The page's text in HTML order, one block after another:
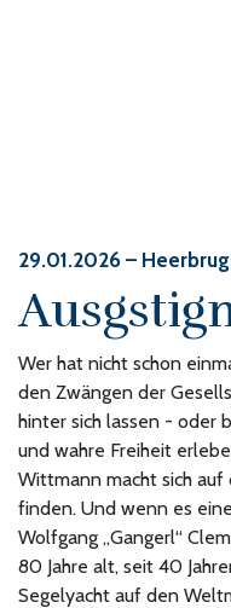
29.01.2026 –
Wer hat nicht schon
den Zwängen der
hinter sich lassen - oder
und wahre Freiheit
Wittmann macht sich
finden. Und wenn es
Wolfgang „Gangerl“
80 Jahre alt, seit 40
Segelyacht auf den